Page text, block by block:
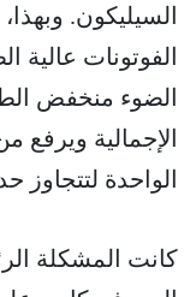
السيليكون.
الفوتونات عالية
الضوء منخفض
الإجمالية ويرفع
الواحدة لتتجاوز
كانت المشكلة